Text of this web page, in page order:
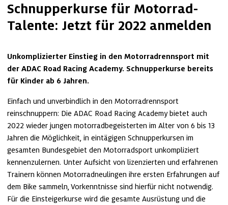
Schnupperkurse für Motorrad-
Talente: Jetzt für 2022 anmelden
Unkomplizierter Einstieg in den Motorradrennsport mit
der ADAC Road Racing Academy. Schnupperkurse bereits
für Kinder ab 6 Jahren.
Einfach und unverbindlich in den Motorradrennsport
reinschnuppern: Die ADAC Road Racing Academy bietet auch
2022 wieder jungen motorradbegeisterten im Alter von 6 bis 13
Jahren die Möglichkeit, in eintägigen Schnupperkursen im
gesamten Bundesgebiet den Motorradsport unkompliziert
kennenzulernen. Unter Aufsicht von lizenzierten und erfahrenen
Trainern können Motorradneulingen ihre ersten Erfahrungen auf
dem Bike sammeln, Vorkenntnisse sind hierfür nicht notwendig.
Für die Einsteigerkurse wird die gesamte Ausrüstung und die